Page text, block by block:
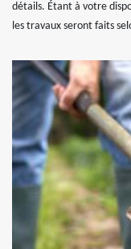
détails. Étant à votre
les travaux seront faits